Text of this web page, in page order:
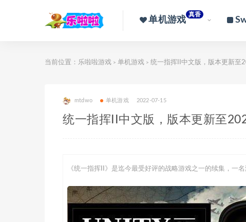
单机游戏
真香
当前位置： 乐啦啦游戏 > 单机游戏 > 统一指挥II中文版，版本更新至
mtdwo 单机游戏 2022-07-15
统一指挥II中文版，版本更新至
《统一指挥II》是迄今最受好评的战略游戏之一的续集，一